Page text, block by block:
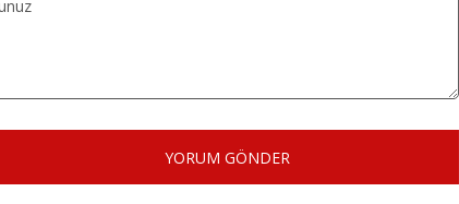
YORUM GÖNDER